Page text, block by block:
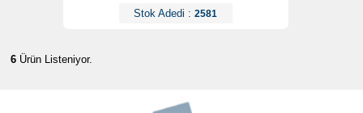
Stok Adedi : 2581
6Ürün Listeniyor.